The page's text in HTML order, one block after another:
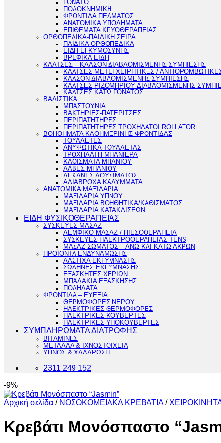
ΓΟΝΑΤΟ
ΠΟΔΟΚΝΗΜΙΚΗ
ΦΡΟΝΤΙΔΑ ΠΕΛΜΑΤΟΣ
ΑΝΑΤΟΜΙΚΑ ΥΠΟΔΗΜΑΤΑ
ΕΠΙΘΕΜΑΤΑ ΚΡΥΟΘΕΡΑΠΕΙΑΣ
ΟΡΘΟΠΕΔΙΚΑ-ΠΑΙΔΙΚΗ ΣΕΙΡΑ
ΠΑΙΔΙΚΑ ΟΡΘΟΠΕΔΙΚΑ
ΕΙΔΗ ΕΓΚΥΜΟΣΥΝΗΣ
ΒΡΕΦΙΚΑ ΕΙΔΗ
ΚΑΛΤΣΕΣ – ΚΑΛΣΟΝ ΔΙΑΒΑΘΜΙΣΜΕΝΗΣ ΣΥΜΠΙΕΣΗΣ
ΚΑΛΤΣΕΣ ΜΕΤΕΓΧΕΙΡΗΤΙΚΕΣ /
ΚΑΛΣΟΝ ΔΙΑΒΑΘΜΙΣΜΕΝΗΣ ΣΥΜΠΙΕΣΗΣ
ΚΑΛΤΣΕΣ ΡΙΖΟΜΗΡΙΟΥ ΔΙΑΒΑΘΜΙΣΜΕΝΗΣ
ΚΑΛΤΣΕΣ ΚΑΤΩ ΓΟΝΑΤΟΣ
ΒΑΔΙΣΤΙΚΑ
ΜΠΑΣΤΟΥΝΙΑ
ΒΑΚΤΗΡΙΕΣ-ΠΑΤΕΡΙΤΣΕΣ
ΠΕΡΙΠΑΤΗΤΗΡΕΣ
ΠΕΡΙΠΑΤΗΤΗΡΕΣ ΤΡΟΧΗΛΑΤΟΙ ROLLATOR
ΒΟΗΘΗΜΑΤΑ ΚΑΘΗΜΕΡΙΝΗΣ ΦΡΟΝΤΙΔΑΣ
ΤΟΥΑΛΕΤΕΣ
ΑΝΥΨΩΤΙΚΑ ΤΟΥΑΛΕΤΑΣ
ΤΡΟΧΗΛΑΤΗ ΜΠΑΝΙΕΡΑ
ΚΑΘΙΣΜΑΤΑ ΜΠΑΝΙΟΥ
ΛΑΒΕΣ ΜΠΑΝΙΟΥ
ΛΕΚΑΝΕΣ ΛΟΥΣΙΜΑΤΟΣ
ΑΔΙΑΒΡΟΧΑ ΚΑΛΥΜΜΑΤΑ
ΑΝΑΤΟΜΙΚΑ ΜΑΞΙΛΑΡΙΑ
ΜΑΞΙΛΑΡΙΑ ΥΠΝΟΥ
ΜΑΞΙΛΑΡΙΑ ΒΟΗΘΗΤΙΚΑ/ΚΑΘΙΣΜΑΤΟΣ
ΜΑΞΙΛΑΡΙΑ ΚΑΤΑΚΛΙΣΕΩΝ
ΕΙΔΗ ΦΥΣΙΚΟΘΕΡΑΠΕΙΑΣ
ΣΥΣΚΕΥΕΣ ΜΑΣΑΖ
ΛΕΜΦΙΚΟ ΜΑΣΑΖ / ΠΙΕΣΟΘΕΡΑΠΕΙΑ
ΣΥΣΚΕΥΕΣ ΗΛΕΚΤΡΟΘΕΡΑΠΕΙΑΣ TENS
ΜΑΣΑΖ ΣΩΜΑΤΟΣ – ΑΝΩ ΚΑΙ ΚΑΤΩ ΑΚΡΩΝ
ΠΡΟΪΟΝΤΑ ΕΝΔΥΝΑΜΩΣΗΣ
ΛΑΣΤΙΧΑ ΕΚΓΥΜΝΑΣΗΣ
ΣΩΛΗΝΕΣ ΕΚΓΥΜΝΑΣΗΣ
ΕΞΑΣΚΗΤΕΣ ΧΕΡΙΩΝ
ΜΠΑΛΑΚΙΑ ΕΞΑΣΚΗΣΗΣ
ΠΟΔΗΛΑΤΑ
ΦΡΟΝΤΙΔΑ – ΕΥΕΞΙΑ
ΘΕΡΜΟΦΟΡΕΣ ΝΕΡΟΥ
ΗΛΕΚΤΡΙΚΕΣ ΘΕΡΜΟΦΟΡΕΣ
ΗΛΕΚΤΡΙΚΕΣ ΚΟΥΒΕΡΤΕΣ
ΗΛΕΚΤΡΙΚΕΣ ΥΠΟΚΟΥΒΕΡΤΕΣ
ΣΥΜΠΛΗΡΩΜΑΤΑ ΔΙΑΤΡΟΦΗΣ
ΒΙΤΑΜΙΝΕΣ
ΜΕΤΑΛΛΑ & ΙΧΝΟΣΤΟΙΧΕΙΑ
ΥΠΝΟΣ & ΧΑΛΑΡΩΣΗ
2311 249 152
-9%
Αρχική σελίδα / ΝΟΣΟΚΟΜΕΙΑΚΑ ΚΡΕΒΑΤΙΑ /
Κρεβάτι Μονόσπαστο